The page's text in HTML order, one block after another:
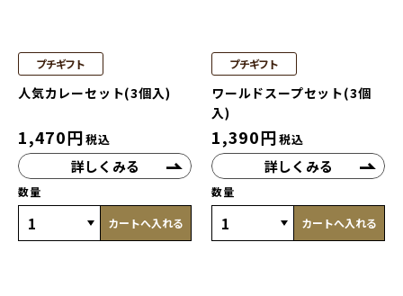
プチギフト
人気カレーセット(3個入)
1,470円税込
詳しくみる
数量
カートへ入れる
プチギフト
ワールドスープセット(3個
入)
1,390円税込
詳しくみる
数量
カートへ入れる